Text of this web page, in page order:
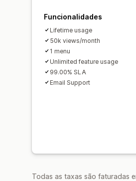
Funcionalidades
Lifetime usage
50k views/month
1 menu
Unlimited feature usage
99.00% SLA
Email Support
Todas as taxas são faturadas